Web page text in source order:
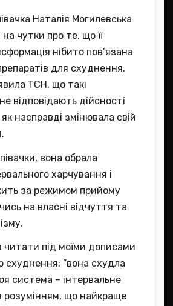
Наталія Могилевська
на чутки про те, що її
нібито пов’язана
для схуднення.
ТСН, що такі
відповідають дійсності
насправді змінювала свій
вона обрала
харчування і
за режимом прийому
на власні відчуття та
читати під моїми дописами
схуднення: “вона схудла
система – інтервальне
розумінням, що найкраще